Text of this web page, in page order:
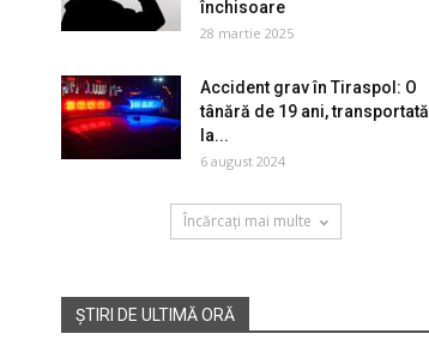
închisoare
28 martie 2025
Accident grav în Tiraspol: O
tânără de 19 ani, transportată
la...
6 august 2024
Încărcați mai multe
ȘTIRI DE ULTIMĂ ORĂ